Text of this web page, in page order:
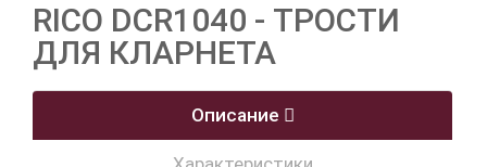
RICO DCR1040 - ТРОСТИ
ДЛЯ КЛАРНЕТА
Описание